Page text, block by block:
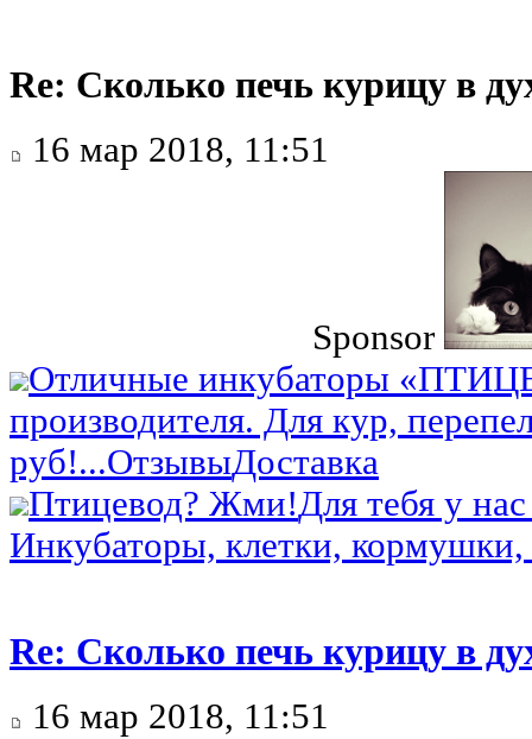
Re: Сколько печь курицу в
16 мар 2018, 11:51
Sponsor
Отличные инкубаторы
производителя. Для кур,
руб!...ОтзывыДоставка
Птицевод? Жми!Для тебя у
Инкубаторы, клетки,
Re: Сколько печь курицу в
16 мар 2018, 11:51